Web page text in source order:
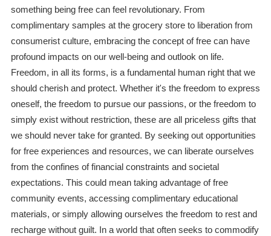
something being free can feel revolutionary. From
complimentary samples at the grocery store to liberation from
consumerist culture, embracing the concept of free can have
profound impacts on our well-being and outlook on life.
Freedom, in all its forms, is a fundamental human right that we
should cherish and protect. Whether it's the freedom to express
oneself, the freedom to pursue our passions, or the freedom to
simply exist without restriction, these are all priceless gifts that
we should never take for granted. By seeking out opportunities
for free experiences and resources, we can liberate ourselves
from the confines of financial constraints and societal
expectations. This could mean taking advantage of free
community events, accessing complimentary educational
materials, or simply allowing ourselves the freedom to rest and
recharge without guilt. In a world that often seeks to commodify